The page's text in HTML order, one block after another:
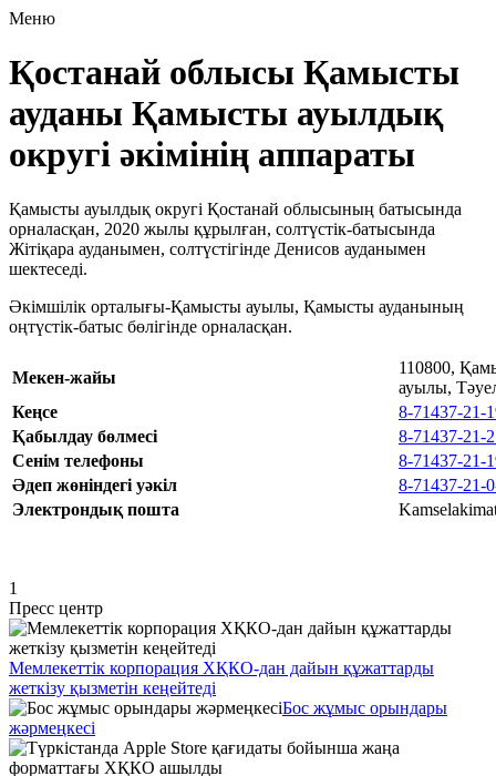
Меню
Қостанай облысы Қамысты
ауданы Қамысты ауылдық
округі әкімінің аппараты
Қамысты ауылдық округі Қостанай облысының батысында
орналасқан, 2020 жылы құрылған, солтүстік-батысында
Жітіқара ауданымен, солтүстігінде Денисов ауданымен
шектеседі.
Әкімшілік орталығы-Қамысты ауылы, Қамысты ауданының
оңтүстік-батыс бөлігінде орналасқан.
Мекен-жайы
110800,
ауылы,
Кеңсе
8-71437-21-
Қабылдау бөлмесі
8-71437-21-
Сенім телефоны
8-71437-21-
Әдеп жөніндегі уәкіл
8-71437-21-
Электрондық пошта
1
Пресс центр
Мемлекеттік корпорация ХҚКО-дан дайын құжаттарды
жеткізу қызметін кеңейтеді
Бос жұмыс орындары
жәрмеңкесі